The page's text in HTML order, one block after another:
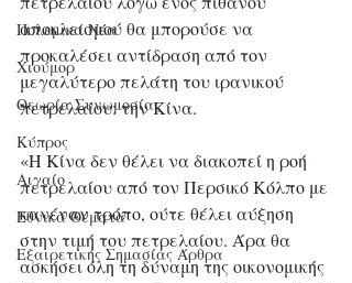
Πολεμικά Νέα
Χιούμορ
Θεωρία Συνωμοσίας
Κύπρος
Αιγαίο
Εθνικά Θέματα
Εξαιρετικής Σημασίας Άρθρα
αποκλεισμού θα μπορούσε να
προκαλέσει αντίδραση από τον
μεγαλύτερο πελάτη του ιρανικού
πετρελαίου: την Κίνα.
«Η Κίνα δεν θέλει να διακοπεί η ροή
πετρελαίου από τον Περσικό Κόλπο με
κανέναν τρόπο, ούτε θέλει αύξηση
στην τιμή του πετρελαίου. Άρα θα
ασκήσει όλη τη δύναμη της οικονομικής